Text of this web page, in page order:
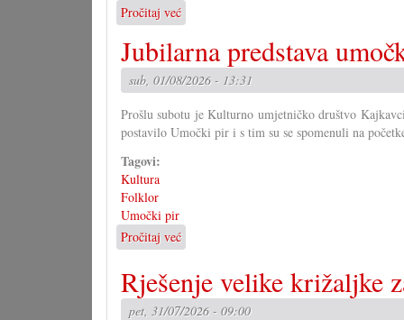
Pročitaj već
Kako
bi
morao
izgledati
o
narodni
Jubilarna predstava
sub, 01/08/2026 - 13:31
Prošlu subotu je Kulturno umjetničko društvo
postavilo Umočki pir i s tim su se spomenuli na
Tagovi:
Kultura
Folklor
Umočki pir
Pročitaj već
Jubilarna
predstava
umočkoga
pira
Rješenje velike križaljke
pet, 31/07/2026 - 09:00